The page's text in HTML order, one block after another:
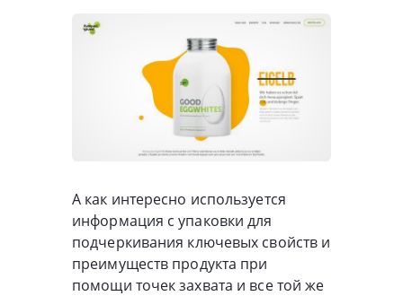
А как интересно используется
информация с упаковки для
подчеркивания ключевых свойств и
преимуществ продукта при
помощи точек захвата и все той же